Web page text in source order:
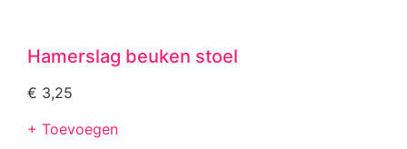
Hamerslag beuken stoel
€ 3,25
+ Toevoegen